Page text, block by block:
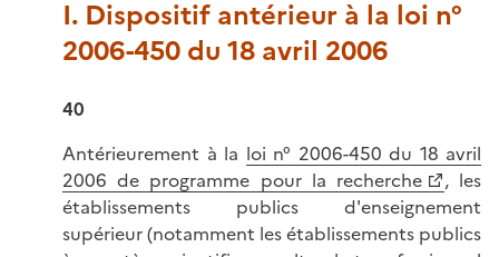
I. Dispositif antérieur à la loi n°
2006-450 du 18 avril 2006
40
Antérieurement à la loi n° 2006-450 du 18 avril
2006 de programme pour la recherche
, les
établissements publics d'enseignement
supérieur (notamment les établissements publics